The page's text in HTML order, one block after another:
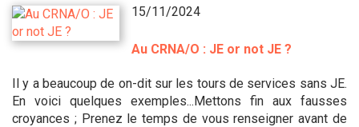
15/11/2024
Au CRNA/O : JE or not JE ?
Il y a beaucoup de on-dit sur les tours de services sans JE.
En voici quelques exemples...Mettons fin aux fausses
croyances ; Prenez le temps de vous renseigner avant de